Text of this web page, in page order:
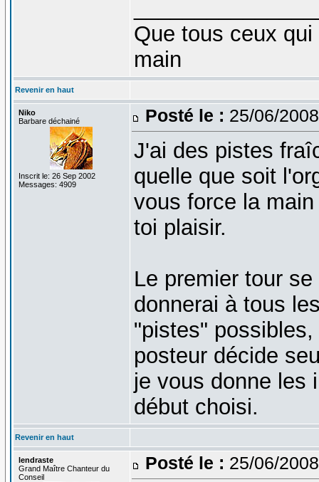
Que tous ceux
main
Revenir en haut
Niko
Barbare déchainé
Inscrit le: 26 Sep 2002
Messages: 4909
Posté le : 25/06/
J'ai des pistes
quelle que soit
vous force la
toi plaisir.
Le premier tour
donnerai à tous
"pistes"
posteur décide
je vous donne les
début choisi.
Revenir en haut
lendraste
Grand Maître Chanteur du
Conseil
Posté le : 25/06/